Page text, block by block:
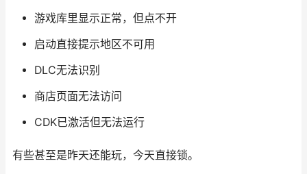
游戏库里显示正常，但点不开
启动直接提示地区不可用
DLC无法识别
商店页面无法访问
CDK已激活但无法运行
有些甚至是昨天还能玩，今天直接锁。